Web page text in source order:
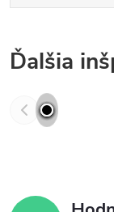
Ďalšia